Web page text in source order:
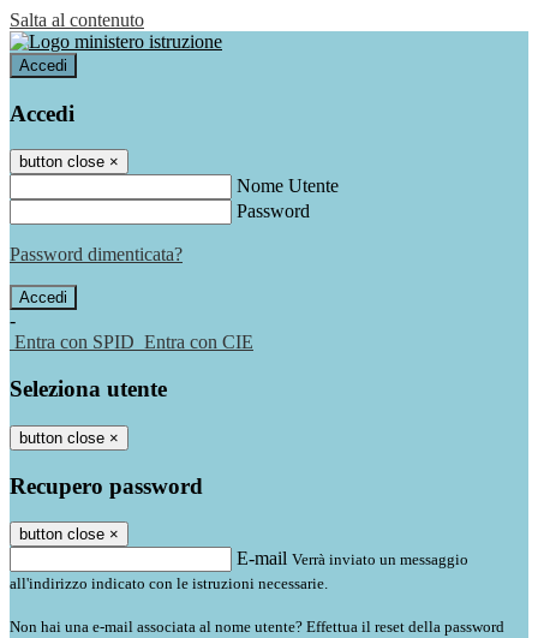
Salta al contenuto
Accedi
Accedi
button close ×
Nome Utente
Password
Password dimenticata?
-
Entra con SPID Entra con CIE
Seleziona utente
button close ×
Recupero password
button close ×
E-mail Verrà inviato un messaggio
all'indirizzo indicato con le istruzioni necessarie.
Non hai una e-mail associata al nome utente? Effettua il reset della password